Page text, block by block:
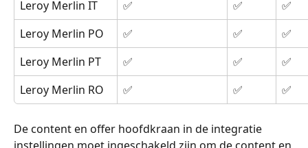
Leroy Merlin IT ✅ ✅
✅
Leroy Merlin PO
✅ ✅
✅
Leroy Merlin PT
✅ ✅
✅
Leroy Merlin RO
✅ ✅ ✅
De content en offer hoofdkraan in de integratie